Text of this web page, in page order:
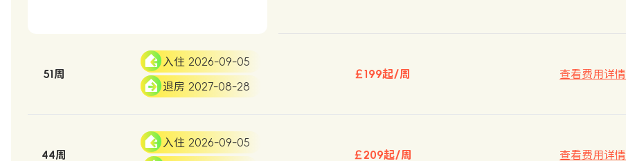
51周
入住 2026-09-05
退房 2027-08-28
￡199起/周 查看费用详情
44周
入住 2026-09-05
￡209起/周 查看费用详情